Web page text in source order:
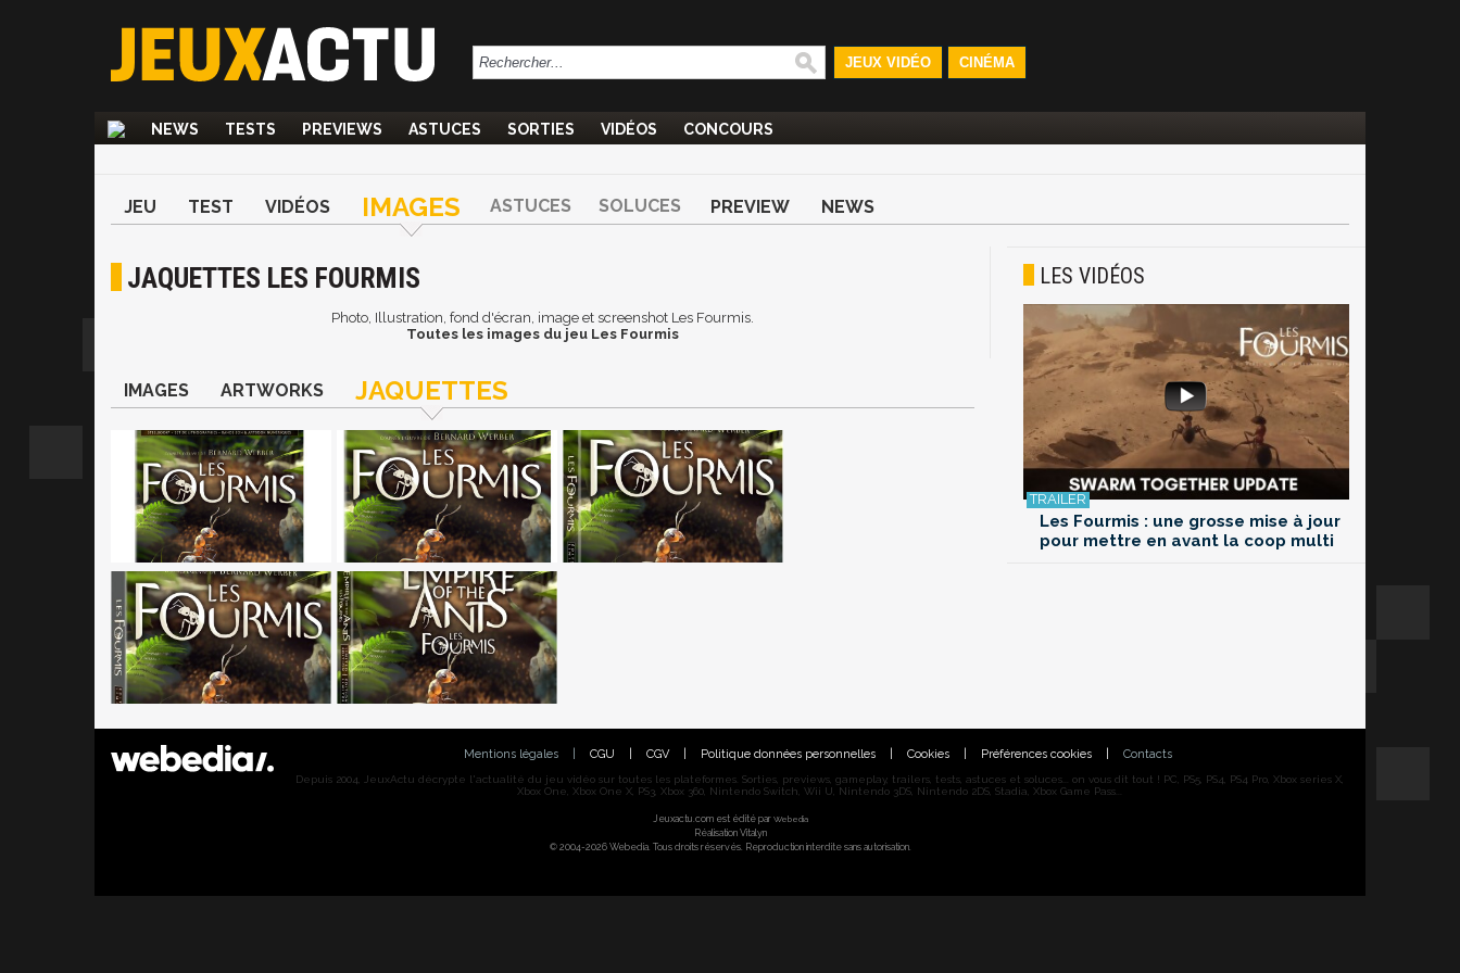
JEUX VIDÉO CINÉMA
NEWS TESTS PREVIEWS ASTUCES SORTIES VIDÉOS CONCOURS
JEU TEST VIDÉOS IMAGES ASTUCES SOLUCES PREVIEW NEWS
JAQUETTES LES FOURMIS
Photo, Illustration, fond d'écran, image et screenshot Les Fourmis.
Toutes les images du jeu Les Fourmis
IMAGES ARTWORKS JAQUETTES
LES VIDÉOS
Les Fourmis : une grosse mise à jour
pour mettre en avant la coop multi
Mentions légales CGU CGV Politique données personnelles Cookies Préférences cookies Contacts
Depuis 2004, JeuxActu décrypte l'actualité du jeu vidéo sur toutes les plateformes. Sorties, previews, gameplay, trailers, tests, astuces et soluces... on vous dit tout ! PC, PS5, PS4, PS4 Pro, Xbox series X,
Xbox One, Xbox One X, PS3, Xbox 360, Nintendo Switch, Wii U, Nintendo 3DS, Nintendo 2DS, Stadia, Xbox Game Pass...
Jeuxactu.com est édité par Webedia
Réalisation Vitalyn
© 2004-2026 Webedia. Tous droits réservés. Reproduction interdite sans autorisation.